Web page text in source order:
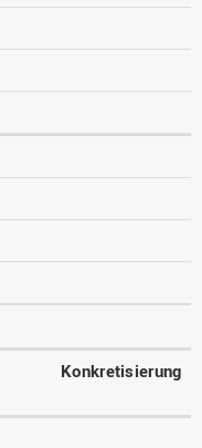
Konkretisierung